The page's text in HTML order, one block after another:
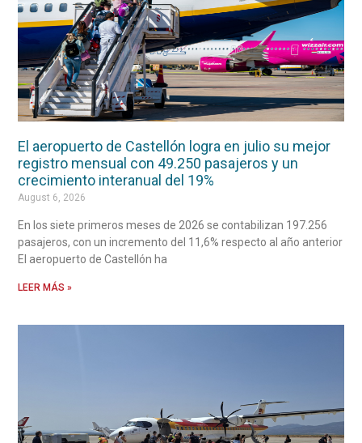
El aeropuerto de Castellón logra en julio su mejor
registro mensual con 49.250 pasajeros y un
crecimiento interanual del 19%
August 6, 2026
En los siete primeros meses de 2026 se contabilizan 197.256
pasajeros, con un incremento del 11,6% respecto al año anterior
El aeropuerto de Castellón ha
LEER MÁS »